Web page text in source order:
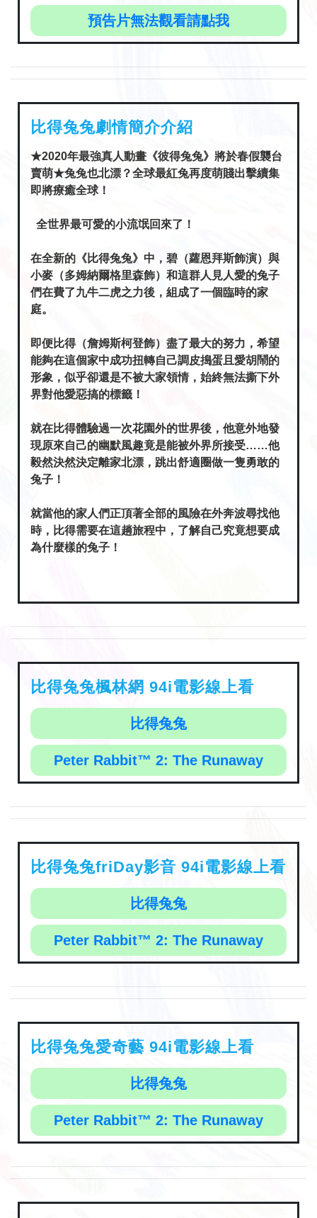
預告片無法觀看請點我
比得兔兔劇情簡介介紹
★2020年最強真人動畫《彼得兔兔》將於春假襲台
賣萌★兔兔也北漂？全球最紅兔再度萌賤出擊續集
即將療癒全球！
全世界最可愛的小流氓回來了！
在全新的《比得兔兔》中，碧（蘿恩拜斯飾演）與
小麥（多姆納爾格里森飾）和這群人見人愛的兔子
們在費了九牛二虎之力後，組成了一個臨時的家
庭。
即便比得（詹姆斯柯登飾）盡了最大的努力，希望
能夠在這個家中成功扭轉自己調皮搗蛋且愛胡鬧的
形象，似乎卻還是不被大家領情，始終無法撕下外
界對他愛惡搞的標籤！
就在比得體驗過一次花園外的世界後，他意外地發
現原來自己的幽默風趣竟是能被外界所接受……他
毅然決然決定離家北漂，跳出舒適圈做一隻勇敢的
兔子！
就當他的家人們正頂著全部的風險在外奔波尋找他
時，比得需要在這趟旅程中，了解自己究竟想要成
為什麼樣的兔子！
比得兔兔楓林網 94i電影線上看
比得兔兔
Peter Rabbit™ 2: The Runaway
比得兔兔friDay影音 94i電影線上看
比得兔兔
Peter Rabbit™ 2: The Runaway
比得兔兔愛奇藝 94i電影線上看
比得兔兔
Peter Rabbit™ 2: The Runaway